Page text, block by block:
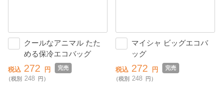
クールなアニマル たた
める保冷エコバッグ
税込 272 円
完売
（税別 248 円）
マイシャ ビッグエコバ
ッグ
税込 272 円
完売
（税別 248 円）